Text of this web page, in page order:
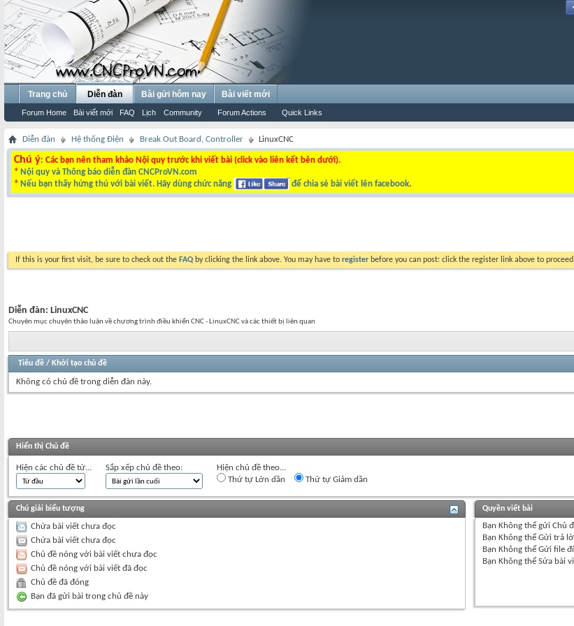
Trang chủ Diễn đàn
Forum Home Bài viết mới FAQ Lịch Community Forum Actions Quick Links
Bài gửi hôm nay Bài viết mới
Diễn đàn Hệ thống Điện Break Out Board, Controller LinuxCNC
Chú ý: Các bạn nên tham khảo Nội quy trước khi viết bài (click vào liên kết bên dưới).
* Nội quy và Thông báo diễn đàn CNCProVN.com
* Nếu bạn thấy hứng thú với bài viết. Hãy dùng chức năng để chia sẻ bài viết lên facebook.
If this is your first visit, be sure to check out the FAQ by clicking the link above. You may have to register before you can post: click the register link above to
Diễn đàn: LinuxCNC
Chuyên mục chuyên thảo luận về chương trình điều khiển CNC - LinuxCNC và các thiết bị liên quan
Tiêu đề / Khởi tạo chủ đề
Không có chủ đề trong diễn đàn này.
Hiển thị Chủ đề
Hiện các chủ đề từ... Sắp xếp chủ đề theo:
Hiện chủ đề theo...
Thứ tự Lớn dần
Thứ tự Giảm dần
Chú giải biểu tượng
Chứa bài viết chưa đọc
Chứa bài viết chưa đọc
Chủ đề nóng với bài viết chưa đọc
Chủ đề nóng với bài viết đã đọc
Chủ đề đã đóng
Bạn đã gửi bài trong chủ đề này
Quyền viết bài
Bạn Không thểgửi Chủ
Bạn Không thểGửi trả
Bạn Không thểGửi file
Bạn Không thểSửa bài